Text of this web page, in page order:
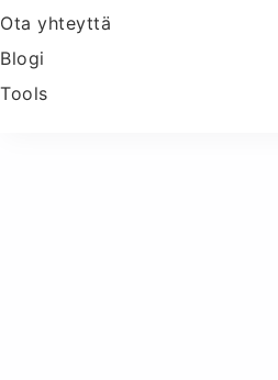
Ota yhteyttä
Blogi
Tools